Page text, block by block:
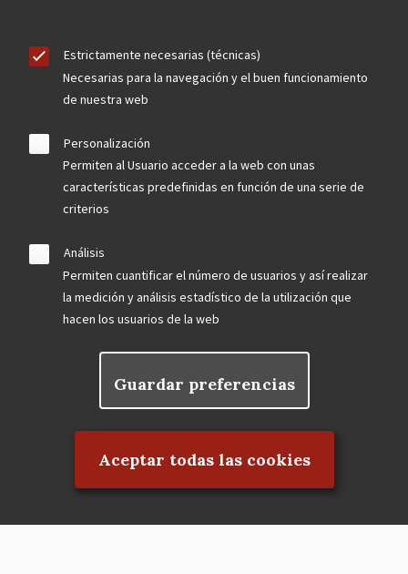
Estrictamente necesarias (técnicas)
Necesarias para la navegación y el buen funcionamiento
de nuestra web
Personalización
Permiten al Usuario acceder a la web con unas
características predefinidas en función de una serie de
criterios
Análisis
Permiten cuantificar el número de usuarios y así realizar
la medición y análisis estadístico de la utilización que
hacen los usuarios de la web
Guardar preferencias
Aceptar todas las cookies